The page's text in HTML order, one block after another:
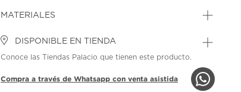
MATERIALES
DISPONIBLE EN TIENDA
Conoce las Tiendas Palacio que tienen este producto.
Compra a través de Whatsapp con venta asistida